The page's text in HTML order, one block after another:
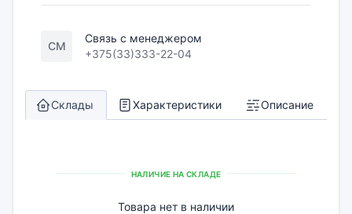
СМ
Связь с менеджером
+375(33)333-22-04
Склады Характеристики Описание
НАЛИЧИЕ НА СКЛАДЕ
Товара нет в наличии